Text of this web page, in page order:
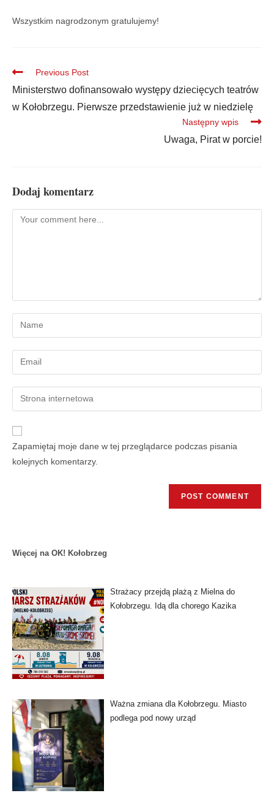
Wszystkim nagrodzonym gratulujemy!
Previous Post
Ministerstwo dofinansowało występy dziecięcych teatrów
w Kołobrzegu. Pierwsze przedstawienie już w niedzielę
Następny wpis
Uwaga, Pirat w porcie!
Dodaj komentarz
Zapamiętaj moje dane w tej przeglądarce podczas pisania
kolejnych komentarzy.
Więcej na OK! Kołobrzeg
Strażacy przejdą plażą z Mielna do
Kołobrzegu. Idą dla chorego Kazika
Ważna zmiana dla Kołobrzegu. Miasto
podlega pod nowy urząd